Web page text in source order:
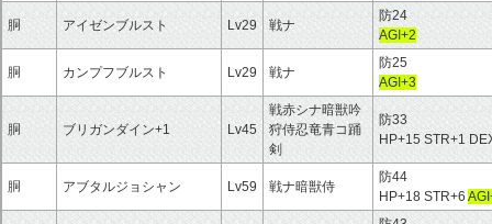
胴 アイゼンブルスト Lv29 戦ナ
防24
AGI+2
胴 カンプフブルスト Lv29 戦ナ
防25
AGI+3
胴 ブリガンダイン+1 Lv45
戦赤シナ暗獣吟
狩侍忍竜青コ踊
剣
防33
HP+15 STR+1
胴 アブタルジョシャン Lv59 戦ナ暗獣侍
防44
HP+18 STR+6